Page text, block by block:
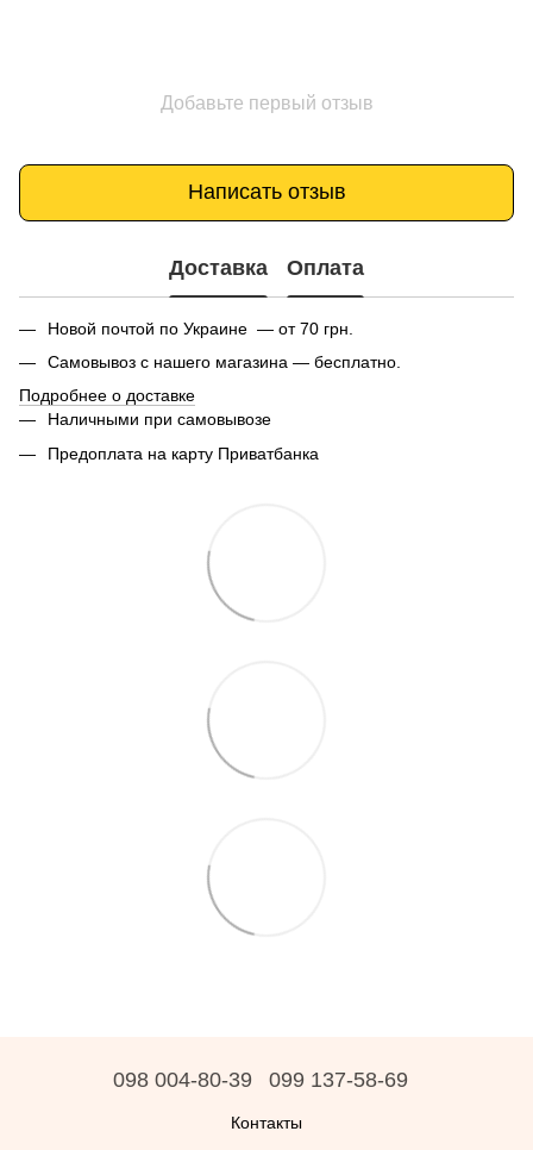
Добавьте первый отзыв
Написать отзыв
Доставка Оплата
Новой почтой по Украине — от 70 грн.
Самовывоз с нашего магазина — бесплатно.
Подробнее о доставке
Наличными при самовывозе
Предоплата на карту Приватбанка
098 004-80-39 099 137-58-69
Контакты